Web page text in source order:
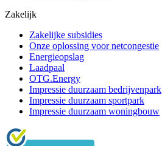
Zakelijk
Zakelijke subsidies
Onze oplossing voor netcongestie
Energieopslag
Laadpaal
OTG.Energy
Impressie duurzaam bedrijvenpark
Impressie duurzaam sportpark
Impressie duurzaam woningbouw